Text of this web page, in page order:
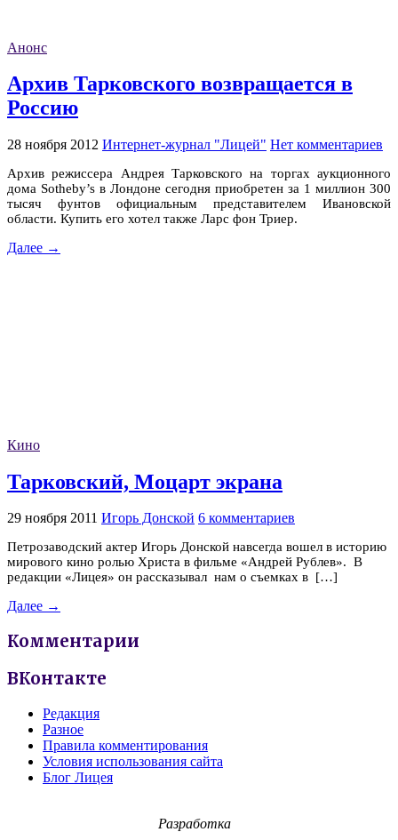
Анонс
Архив Тарковского возвращается в
Россию
28 ноября 2012 Интернет-журнал "Лицей" Нет комментариев
Архив режиссера Андрея Тарковского на торгах аукционного
дома Sotheby’s в Лондоне сегодня приобретен за 1 миллион 300
тысяч фунтов официальным представителем Ивановской
области. Купить его хотел также Ларс фон Триер.
Далее →
Кино
Тарковский, Моцарт экрана
29 ноября 2011 Игорь Донской 6 комментариев
Петрозаводский актер Игорь Донской навсегда вошел в историю
мирового кино ролью Христа в фильме «Андрей Рублев». В
редакции «Лицея» он рассказывал нам о съемках в […]
Далее →
Комментарии
ВКонтакте
Редакция
Разное
Правила комментирования
Условия использования сайта
Блог Лицея
Разработка